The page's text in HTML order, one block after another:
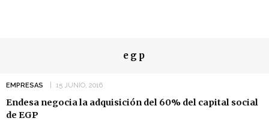
egp
EMPRESAS 15 JUNIO, 2016
Endesa negocia la adquisición del 60% del capital social
de EGP